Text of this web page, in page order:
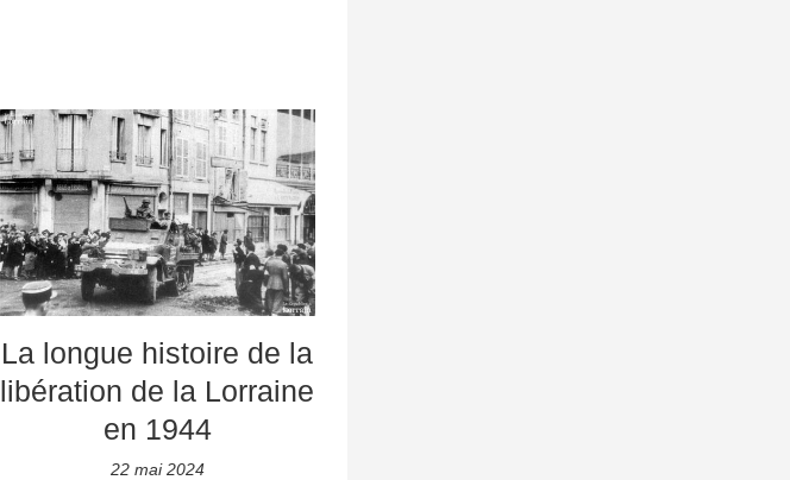
La longue histoire de la
libération de la Lorraine
en 1944
22 mai 2024